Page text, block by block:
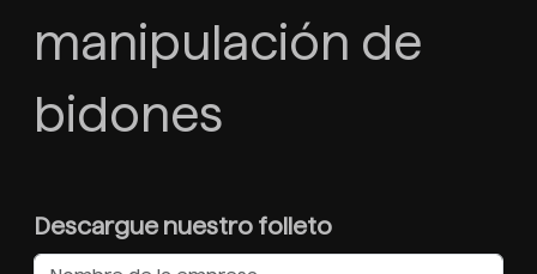
manipulación de
bidones
Descargue nuestro folleto